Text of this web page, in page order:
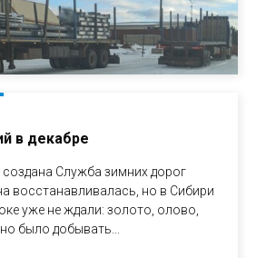
в декабре
создана Служба зимних дорог
восстанавливалась, но в Сибири
уже не ждали: золото, олово,
было добывать...